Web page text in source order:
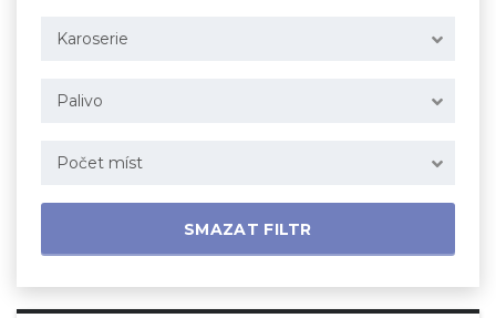
Karoserie
Palivo
Počet míst
SMAZAT FILTR